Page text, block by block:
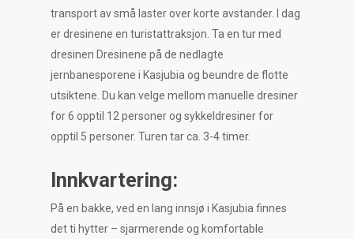
transport av små laster over korte avstander. I dag
er dresinene en turistattraksjon. Ta en tur med
dresinen Dresinene på de nedlagte
jernbanesporene i Kasjubia og beundre de flotte
utsiktene. Du kan velge mellom manuelle dresiner
for 6 opptil 12 personer og sykkeldresiner for
opptil 5 personer. Turen tar ca. 3-4 timer.
Innkvartering:
På en bakke, ved en lang innsjø i Kasjubia finnes
det ti hytter – sjarmerende og komfortable